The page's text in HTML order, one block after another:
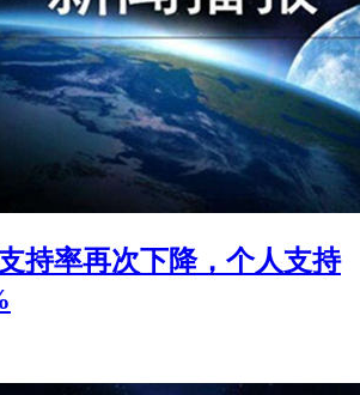
持率再次下降，个人支持